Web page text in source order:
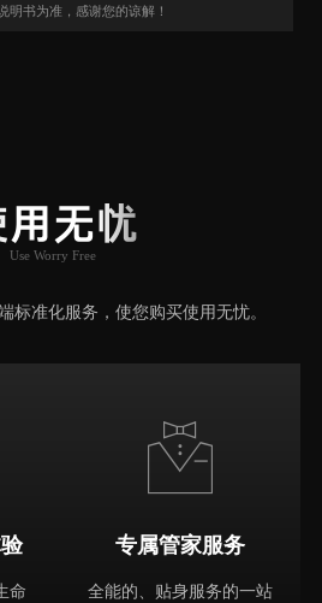
明书为准，感谢您的谅解！
用无忧
Use Worry Free
标准化服务，使您购买使用无忧。
命
专属管家服务
全能的、贴身服务的一站